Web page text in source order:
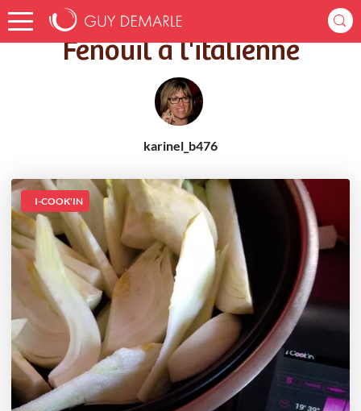
Accueil Recettes Fenouil à l'italienne
Fenouil à l'italienne
karinel_b476
I-COOK'IN